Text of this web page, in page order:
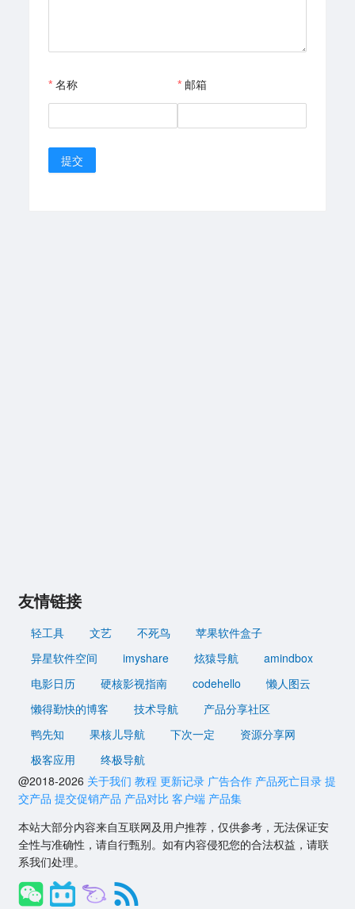
名称 邮箱
提交
友情链接
轻工具 文艺 不死鸟
苹果软件盒子
异星软件空间
imyshare 炫猿导航
amindbox
电影日历
硬核影视指南 codehello
懒人图云
懒得勤快的博客
技术导航
产品分享社区
鸭先知
果核儿导航 下次一定
资源分享网
极客应用
终极导航
@2018-2026 关于我们 教程 更新记录 广告合作 产品死亡目录 提
交产品 提交促销产品 产品对比 客户端 产品集
本站大部分内容来自互联网及用户推荐，仅供参考，无法保证安
全性与准确性，请自行甄别。如有内容侵犯您的合法权益，请联
系我们处理。